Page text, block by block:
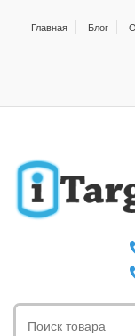
Главная Блог